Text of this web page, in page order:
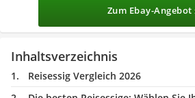
Zum Ebay-Angebot
Inhaltsverzeichnis
Reisessig Vergleich 2026